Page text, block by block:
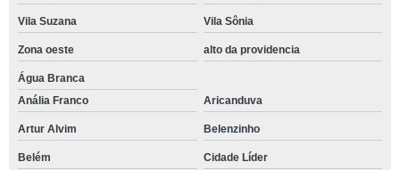
Vila Suzana Vila Sônia
Zona oeste alto da providencia
Água Branca
Anália Franco
Aricanduva
Artur Alvim Belenzinho
Belém Cidade Líder